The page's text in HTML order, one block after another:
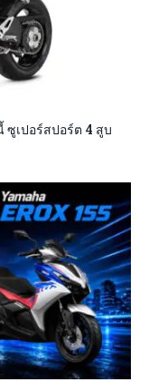
ซูเปอร์สปอร์ต 4 สูบ